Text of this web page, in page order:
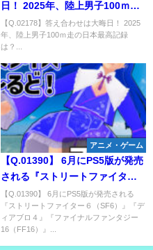
日！ 2025年、陸上男子100ｍ走
の日本最高記録は？ ※カテゴ
リー2025年最終問題
【Q.02178】答え合わせは大晦日！ 2025
年、陸上男子100ｍ走の日本最高記録
は？...
アニメ・ゲーム
【Q.01390】 6月にPS5版が発売
される『ストリートファイター
６（SF6）』『ディアブロ４』
『ファイナルファンタジー
16（FF16）』。 ファミ通ランキ
【Q.01390】 6月にPS5版が発売される
『ストリートファイター６（SF6）』『デ
ィアブロ４』『ファイナルファンタジー
16（FF16）』...